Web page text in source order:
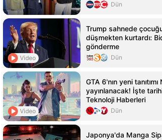
Dün
Video
Trump sahnede
düşmekten kurtardı:
gönderme
Dün
Video
GTA 6'nın yeni
yayınlanacak! İşte
Teknoloji Haberleri
Dün
Japonya'da Manga